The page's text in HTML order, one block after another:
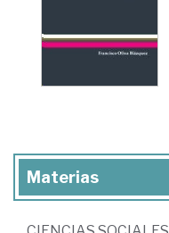
Materias